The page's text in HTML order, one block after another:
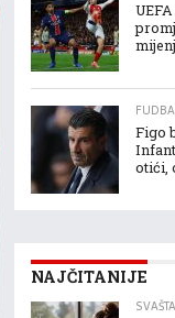
Figo
otići,
NAJČITANIJE